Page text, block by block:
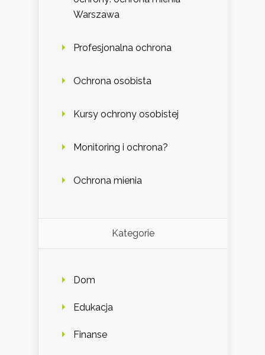
Warszawa
Profesjonalna ochrona
Ochrona osobista
Kursy ochrony osobistej
Monitoring i ochrona?
Ochrona mienia
Kategorie
Dom
Edukacja
Finanse